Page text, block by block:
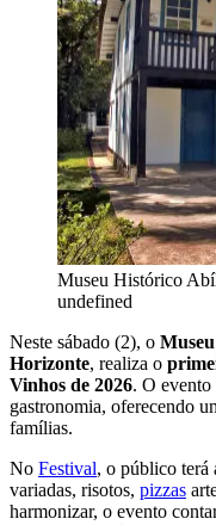
Museu Histórico
undefined
Neste sábado (2), o
Horizonte, realiza o
Vinhos de 2026. O evento
gastronomia, oferecendo
famílias.
No Festival, o público terá
variadas, risotos, pizzas
harmonizar, o evento